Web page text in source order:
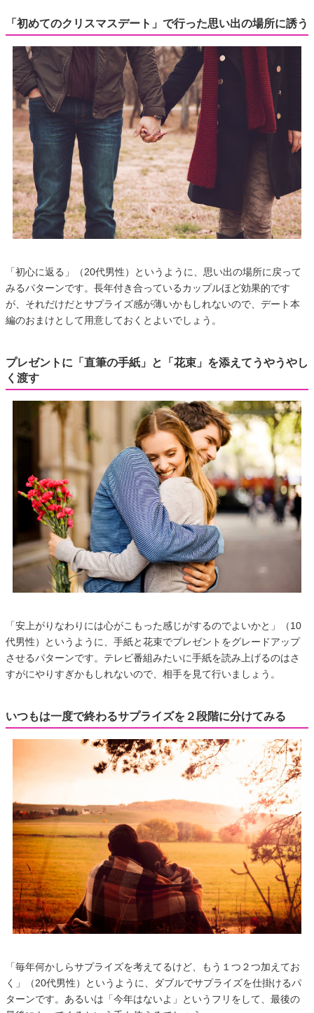
「初めてのクリスマスデート」で行った思い出の場所に誘う
「初心に返る」（20代男性）というように、思い出の場所に戻って
みるパターンです。長年付き合っているカップルほど効果的です
が、それだけだとサプライズ感が薄いかもしれないので、デート本
編のおまけとして用意しておくとよいでしょう。
プレゼントに「直筆の手紙」と「花束」を添えてうやうやし
く渡す
「安上がりなわりには心がこもった感じがするのでよいかと」（10
代男性）というように、手紙と花束でプレゼントをグレードアップ
させるパターンです。テレビ番組みたいに手紙を読み上げるのはさ
すがにやりすぎかもしれないので、相手を見て行いましょう。
いつもは一度で終わるサプライズを２段階に分けてみる
「毎年何かしらサプライズを考えてるけど、もう１つ２つ加えてお
く」（20代男性）というように、ダブルでサプライズを仕掛けるパ
ターンです。あるいは「今年はないよ」というフリをして、最後の